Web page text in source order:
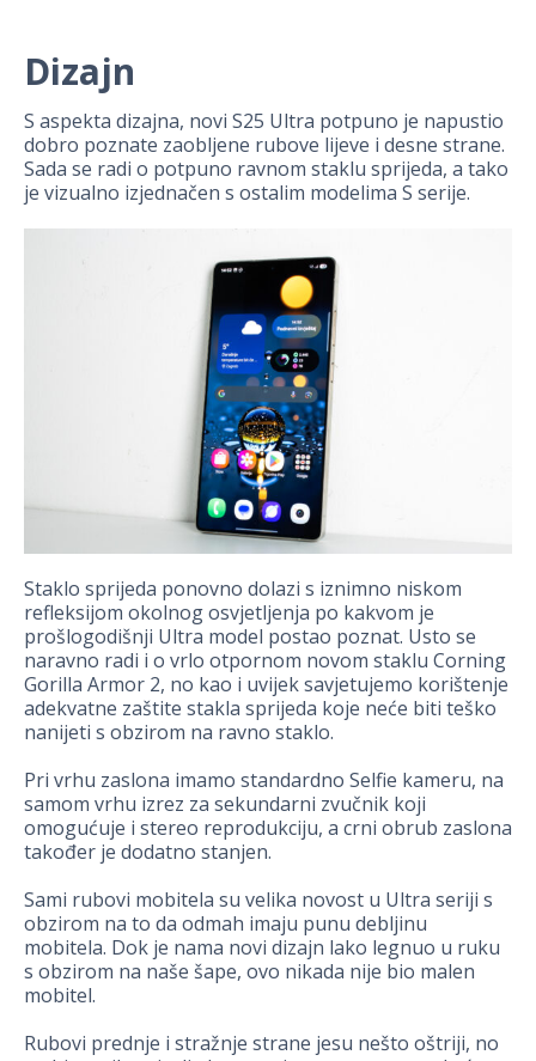
Dizajn
S aspekta dizajna, novi S25 Ultra potpuno je napustio
dobro poznate zaobljene rubove lijeve i desne strane.
Sada se radi o potpuno ravnom staklu sprijeda, a tako
je vizualno izjednačen s ostalim modelima S serije.
Staklo sprijeda ponovno dolazi s iznimno niskom
refleksijom okolnog osvjetljenja po kakvom je
prošlogodišnji Ultra model postao poznat. Usto se
naravno radi i o vrlo otpornom novom staklu Corning
Gorilla Armor 2, no kao i uvijek savjetujemo korištenje
adekvatne zaštite stakla sprijeda koje neće biti teško
nanijeti s obzirom na ravno staklo.
Pri vrhu zaslona imamo standardno Selfie kameru, na
samom vrhu izrez za sekundarni zvučnik koji
omogućuje i stereo reprodukciju, a crni obrub zaslona
također je dodatno stanjen.
Sami rubovi mobitela su velika novost u Ultra seriji s
obzirom na to da odmah imaju punu debljinu
mobitela. Dok je nama novi dizajn lako legnuo u ruku
s obzirom na naše šape, ovo nikada nije bio malen
mobitel.
Rubovi prednje i stražnje strane jesu nešto oštriji, no